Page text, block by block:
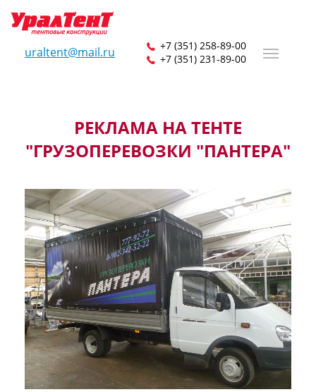
uraltent@mail.ru
+7 (351) 258-89-00
+7 (351) 231-89-00
РЕКЛАМА НА ТЕНТЕ
"ГРУЗОПЕРЕВОЗКИ "ПАНТЕРА"